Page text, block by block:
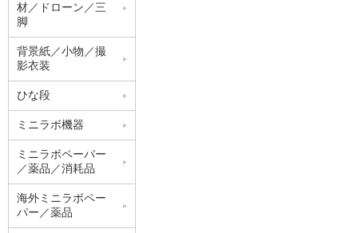
材／ドローン／三
脚
背景紙／小物／撮
影衣装
ひな段
ミニラボ機器
ミニラボペーパー
／薬品／消耗品
海外ミニラボペー
パー／薬品